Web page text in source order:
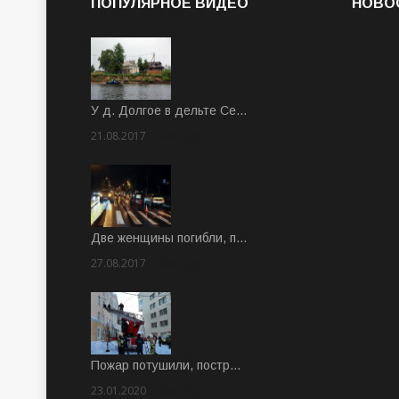
ПОПУЛЯРНОЕ ВИДЕО
У д. Долгое в дельте Се…
21.08.2017
Две женщины погибли, п…
27.08.2017
Пожар потушили, постр…
23.01.2020